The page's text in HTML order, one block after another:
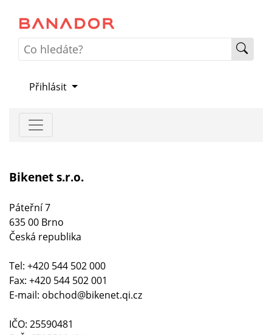
Přihlásit
Bikenet s.r.o.
Páteřní 7
635 00 Brno
Česká republika
Tel: +420 544 502 000
Fax: +420 544 502 001
E-mail: obchod@bikenet.qi.cz
IČO: 25590481